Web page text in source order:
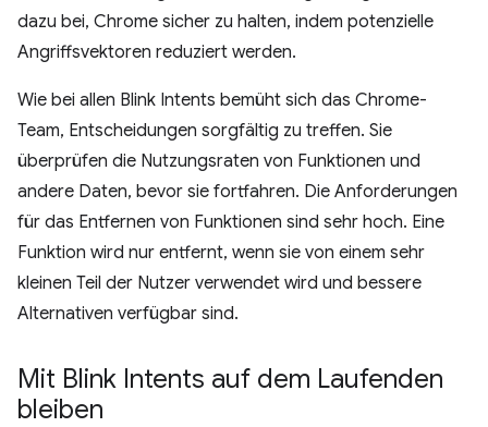
dazu bei, Chrome sicher zu halten, indem potenzielle
Angriffsvektoren reduziert werden.
Wie bei allen Blink Intents bemüht sich das Chrome-
Team, Entscheidungen sorgfältig zu treffen. Sie
überprüfen die Nutzungsraten von Funktionen und
andere Daten, bevor sie fortfahren. Die Anforderungen
für das Entfernen von Funktionen sind sehr hoch. Eine
Funktion wird nur entfernt, wenn sie von einem sehr
kleinen Teil der Nutzer verwendet wird und bessere
Alternativen verfügbar sind.
Mit Blink Intents auf dem Laufenden
bleiben